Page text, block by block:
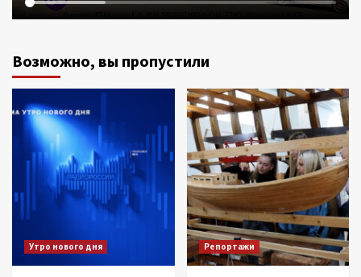
Возможно, вы пропустили
Утро нового дня Репортажи